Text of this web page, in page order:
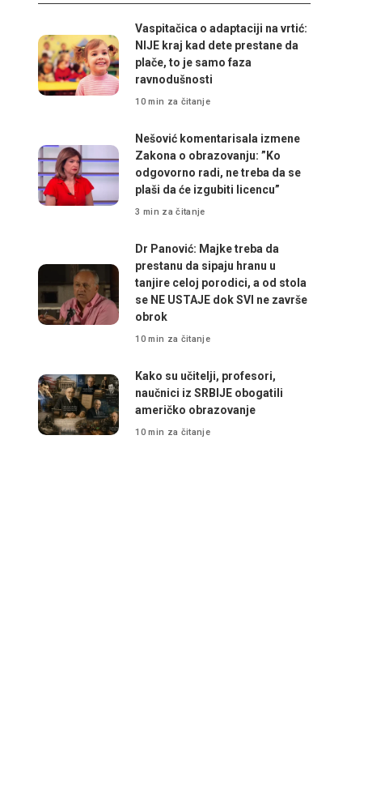
Vaspitačica o adaptaciji na vrtić:
NIJE kraj kad dete prestane da
plače, to je samo faza
ravnodušnosti
10 min za čitanje
Nešović komentarisala izmene
Zakona o obrazovanju: ”Ko
odgovorno radi, ne treba da se
plaši da će izgubiti licencu”
3 min za čitanje
Dr Panović: Majke treba da
prestanu da sipaju hranu u
tanjire celoj porodici, a od stola
se NE USTAJE dok SVI ne završe
obrok
10 min za čitanje
Kako su učitelji, profesori,
naučnici iz SRBIJE obogatili
američko obrazovanje
10 min za čitanje